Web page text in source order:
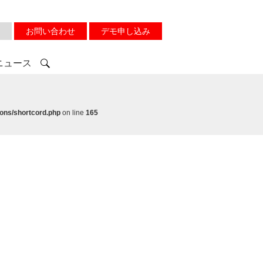
お問い合わせ デモ申し込み
ュース
shortcord.php on line 165